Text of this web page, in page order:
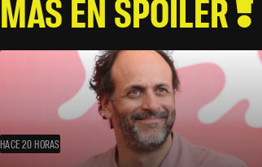
MÁS EN SPOILER
HACE 20 HORAS